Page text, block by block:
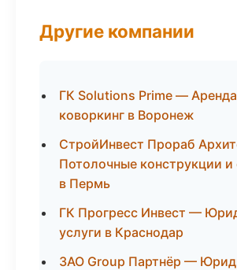
Другие компании
ГК Solutions Prime —
коворкинг в Воронеж
СтройИнвест Прораб
Потолочные конструкции
в Пермь
ГК Прогресс Инвест —
услуги в Краснодар
ЗАО Group Партнёр —